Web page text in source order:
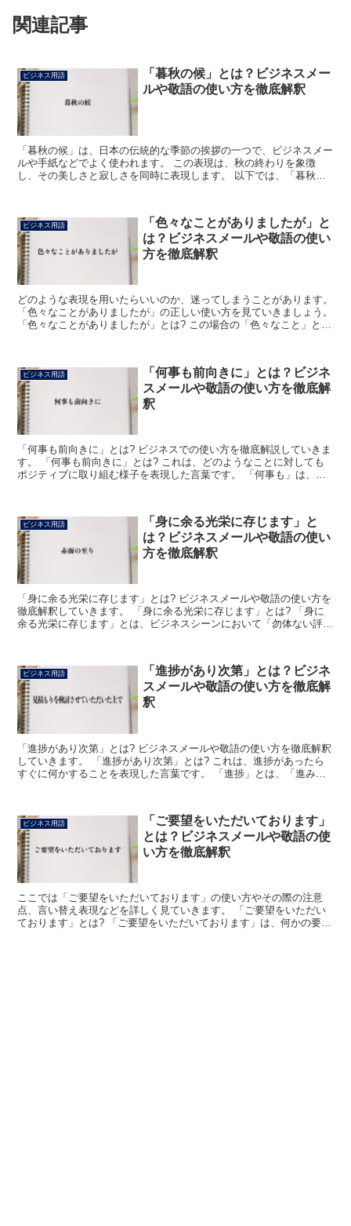
関連記事
ビジネス用語
「暮秋の候」とは？ビジネスメー
ルや敬語の使い方を徹底解釈
「暮秋の候」は、日本の伝統的な季節の挨拶の一つで、ビジネスメー
ルや手紙などでよく使われます。 この表現は、秋の終わりを象徴
し、その美しさと寂しさを同時に表現します。 以下では、「暮秋の
ビジネス用語
「色々なことがありましたが」と
は？ビジネスメールや敬語の使い
方を徹底解釈
どのような表現を用いたらいいのか、迷ってしまうことがあります。
「色々なことがありましたが」の正しい使い方を見ていきましょう。
「色々なことがありましたが」とは? この場合の「色々なこと」と
ビジネス用語
「何事も前向きに」とは？ビジネ
スメールや敬語の使い方を徹底解
釈
「何事も前向きに」とは? ビジネスでの使い方を徹底解説していきま
す。 「何事も前向きに」とは? これは、どのようなことに対しても
ポジティブに取り組む様子を表現した言葉です。 「何事も」は、対
ビジネス用語
「身に余る光栄に存じます」と
は？ビジネスメールや敬語の使い
方を徹底解釈
「身に余る光栄に存じます」とは? ビジネスメールや敬語の使い方を
徹底解釈していきます。 「身に余る光栄に存じます」とは? 「身に
余る光栄に存じます」とは、ビジネスシーンにおいて「勿体ない評価
ビジネス用語
「進捗があり次第」とは？ビジネ
スメールや敬語の使い方を徹底解
釈
「進捗があり次第」とは? ビジネスメールや敬語の使い方を徹底解釈
していきます。 「進捗があり次第」とは? これは、進捗があったら
すぐに何かすることを表現した言葉です。 「進捗」とは、「進み具
ビジネス用語
「ご要望をいただいております」
とは？ビジネスメールや敬語の使
い方を徹底解釈
ここでは「ご要望をいただいております」の使い方やその際の注意
点、言い替え表現などを詳しく見ていきます。 「ご要望をいただい
ております」とは? 「ご要望をいただいております」は、何かの要望